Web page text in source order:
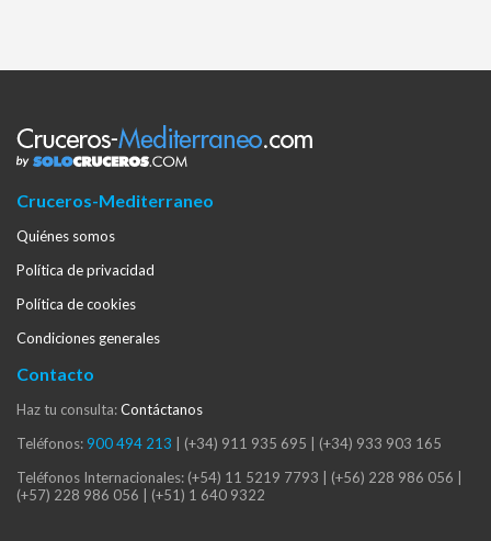
Cruceros-Mediterraneo
Quiénes somos
Política de privacidad
Política de cookies
Condiciones generales
Contacto
Haz tu consulta:Contáctanos
Teléfonos: 900 494 213 (+34) 911 935 695
(+34) 933 903 165
Teléfonos Internacionales: (+54) 11 5219 7793 (+56) 228 986 056
(+57) 228 986 056
(+51) 1 640 9322